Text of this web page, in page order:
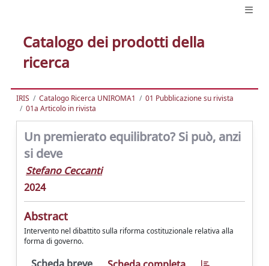
Catalogo dei prodotti della
ricerca
IRIS Catalogo Ricerca UNIROMA1
01 Pubblicazione su rivista
01a Articolo in rivista
Un premierato equilibrato? Si può, anzi
si deve
Stefano Ceccanti
2024
Abstract
Intervento nel dibattito sulla riforma costituzionale relativa alla
forma di governo.